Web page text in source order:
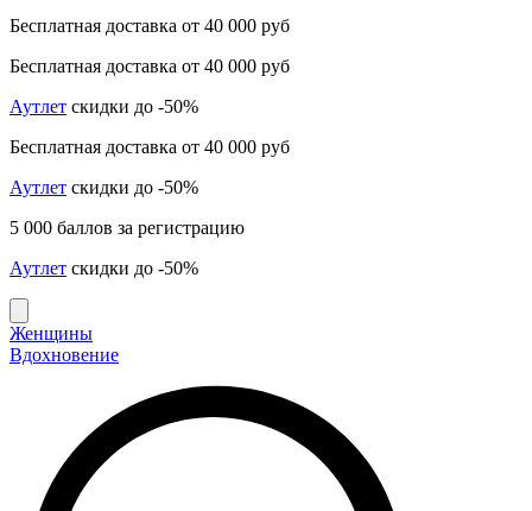
Бесплатная доставка от 40 000 руб
Бесплатная доставка от 40 000 руб
Аутлет скидки до -50%
Бесплатная доставка от 40 000 руб
Аутлет скидки до -50%
5 000 баллов за регистрацию
Аутлет скидки до -50%
Женщины
Вдохновение